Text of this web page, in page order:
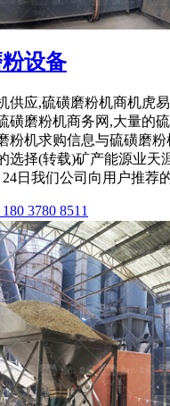
设备
供应,硫磺磨粉机商机虎
磺磨粉机商务网,大量的
粉机求购信息与硫磺磨
选择(转载)矿产能源业天
24日我们公司向用户推荐
3780 8511